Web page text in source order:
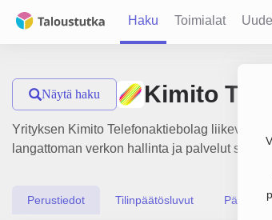
Haku Toimialat
Näytä haku Kimito
Yrityksen Kimito Telefonaktiebolag
langattoman verkon hallinta ja palvelut sekä
Perustiedot Tilinpäätösluvut